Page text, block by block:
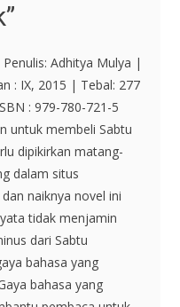
Adhitya Mulya |
: IX, 2015 | Tebal: 277
: 979-780-721-5
untuk membeli Sabtu
dipikirkan matang-
dalam situs
naiknya novel ini
tidak menjamin
dari Sabtu
bahasa yang
bahasa yang